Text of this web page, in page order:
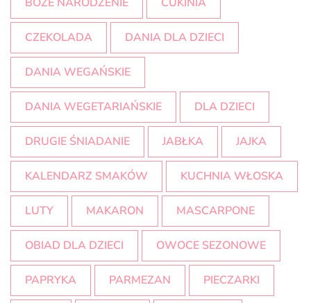
CZEKOLADA DANIA DLA DZIECI
DANIA WEGAŃSKIE
DANIA WEGETARIAŃSKIE DLA DZIECI
DRUGIE ŚNIADANIE JABŁKA JAJKA
KALENDARZ SMAKÓW KUCHNIA WŁOSKA
LUTY MAKARON MASCARPONE
OBIAD DLA DZIECI OWOCE SEZONOWE
PAPRYKA PARMEZAN PIECZARKI